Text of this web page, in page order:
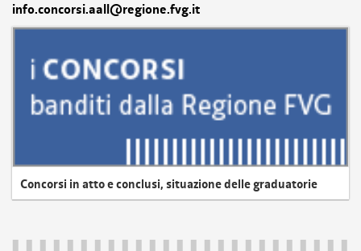
info.concorsi.aall@regione.fvg.it
Concorsi in atto e conclusi, situazione delle graduatorie